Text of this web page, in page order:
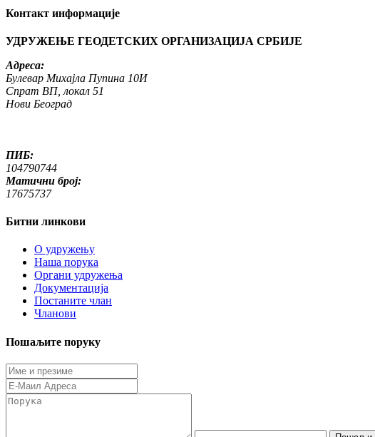
Контакт информације
УДРУЖЕЊЕ ГЕОДЕТСКИХ ОРГАНИЗАЦИЈА СРБИЈЕ
Адреса:
Булевар Михајла Пупина 10И
Спрат ВП, локал 51
Нови Београд
ПИБ:
104790744
Матични број:
17675737
Битни линкови
O удружењу
Наша порука
Органи удружења
Документација
Постаните члан
Чланови
Пошаљите поруку